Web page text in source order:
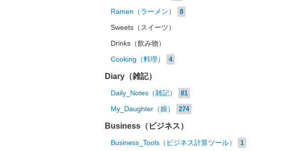
Ramen（ラーメン） 8
Sweets（スイーツ）
Drinks（飲み物）
Cooking（料理） 4
Diary（雑記）
Daily_Notes（雑記） 81
My_Daughter（娘） 274
Business（ビジネス）
Business_Tools（ビジネス計算ツール） 1